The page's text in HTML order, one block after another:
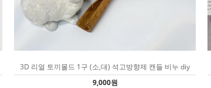
3D 리얼 토끼몰드 1구 (소,대) 석고방향제 캔들 비누 diy
9,000원